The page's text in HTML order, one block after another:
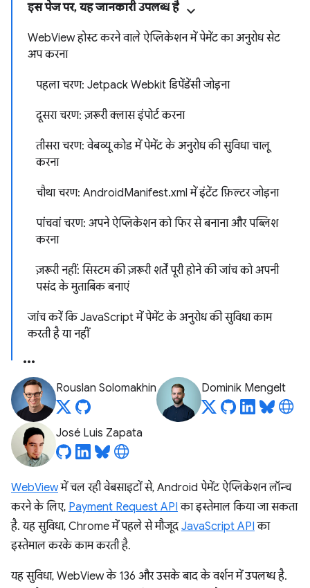
इस पेज पर, यह जानकारी उपलब्ध है
WebView होस्ट करने वाले ऐप्लिकेशन में पेमेंट का अनुरोध सेट
अप करना
पहला चरण: Jetpack Webkit डिपेंडेंसी जोड़ना
दूसरा चरण: ज़रूरी क्लास इंपोर्ट करना
तीसरा चरण: वेबव्यू कोड में पेमेंट के अनुरोध की सुविधा चालू
करना
चौथा चरण: AndroidManifest.xml में इंटेंट फ़िल्टर जोड़ना
पांचवां चरण: अपने ऐप्लिकेशन को फिर से बनाना और पब्लिश
करना
ज़रूरी नहीं: सिस्टम की ज़रूरी शर्तें पूरी होने की जांच को अपनी
पसंद के मुताबिक बनाएं
जांच करें कि JavaScript में पेमेंट के अनुरोध की सुविधा काम
करती है या नहीं
Rouslan Solomakhin Dominik Mengelt
José Luis Zapata
WebViewमें चल रही वेबसाइटों से, Android पेमेंट ऐप्लिकेशन लॉन्च
करने के लिए, Payment Request API का इस्तेमाल किया जा सकता
है. यह सुविधा, Chrome में पहले से मौजूद JavaScript API का
इस्तेमाल करके काम करती है.
यह सुविधा, WebView के 136 और उसके बाद के वर्शन में उपलब्ध है.